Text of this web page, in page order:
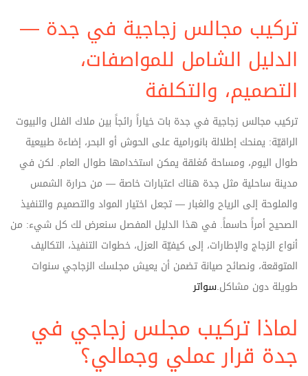
تركيب مجالس زجاجية في جدة —
الدليل الشامل للمواصفات،
التصميم، والتكلفة
تركيب مجالس زجاجية في جدة بات خياراً رائجاً بين ملاك الفلل والبيوت
الراقيّة: يمنحك إطلالة بانورامية على الحوش أو البحر، إضاءة طبيعية
طوال اليوم، ومساحة مُغلقة يمكن استخدامها طوال العام. لكن في
مدينة ساحلية مثل جدة هناك اعتبارات خاصة — من حرارة الشمس
والملوحة إلى الرياح والغبار — تجعل اختيار المواد والتصميم والتنفيذ
الصحيح أمراً حاسماً. في هذا الدليل المفصل سنعرض لك كل شيء: من
أنواع الزجاج والإطارات، إلى كيفيّة العزل، خطوات التنفيذ، التكاليف
المتوقعة، ونصائح صيانة تضمن أن يعيش مجلسك الزجاجي سنوات
طويلة دون مشاكل.سواتر
لماذا تركيب مجلس زجاجي في
جدة قرار عملي وجمالي؟